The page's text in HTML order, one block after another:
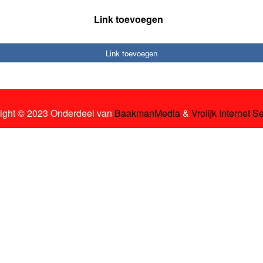
Link toevoegen
Link toevoegen
© 2023 Onderdeel van BaakmanMedia& Vrolijk Internet